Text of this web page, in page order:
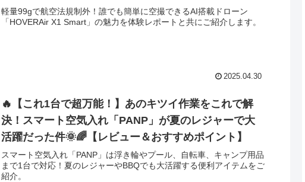
軽量99gで航空法規制外！誰でも簡単に空撮できるAI搭載ドローン
「HOVERAir X1 Smart」の魅力を体験レポートと共にご紹介します。
2025.04.30
🔥【これ1台で超万能！】あのキツイ作業をこれで解
決！スマート空気入れ「PANP」が夏のレジャーで大
活躍だった件🌞🌈【レビュー＆おすすめポイント】
スマート空気入れ「PANP」は浮き輪やプール、自転車、キャンプ用品
まで1台で対応！夏のレジャーやBBQでも大活躍する便利アイテムをご
紹介。